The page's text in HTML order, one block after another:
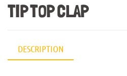
TIP TOP CLAP
DESCRIPTION